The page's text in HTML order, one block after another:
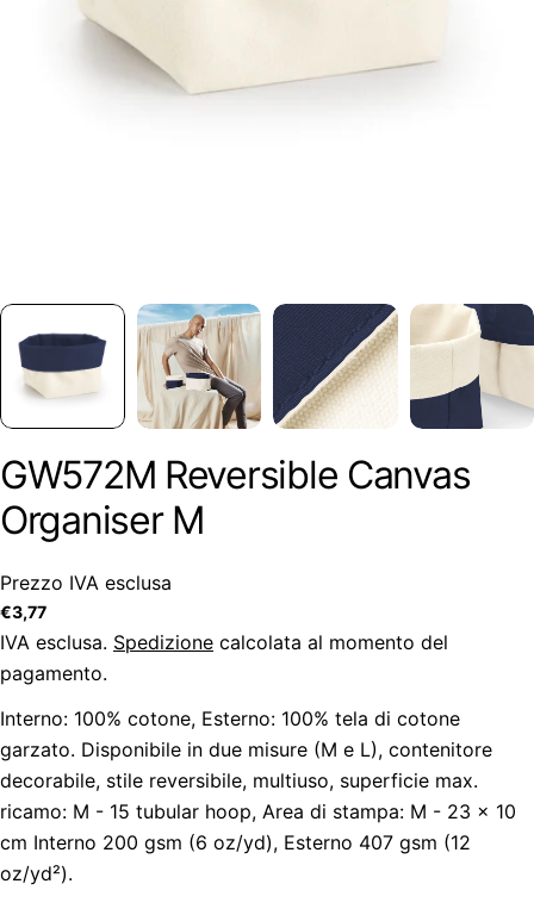
GW572M Reversible Canvas
Organiser M
Prezzo IVA esclusa
Prezzo
regolare
€3,77
IVA esclusa. Spedizione calcolata al momento del
pagamento.
Interno: 100% cotone, Esterno: 100% tela di cotone
garzato. Disponibile in due misure (M e L), contenitore
decorabile, stile reversibile, multiuso, superficie max.
ricamo: M - 15 tubular hoop, Area di stampa: M - 23 x 10
cm Interno 200 gsm (6 oz/yd), Esterno 407 gsm (12
oz/yd²).